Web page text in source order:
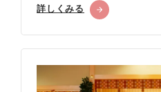
詳しくみる